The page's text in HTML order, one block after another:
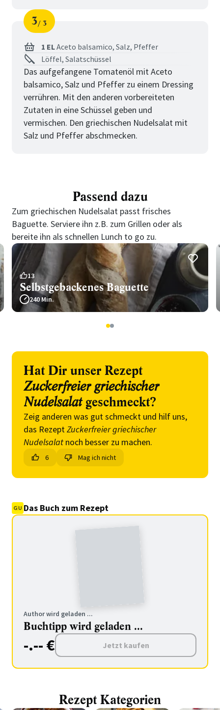
Schritt
3
von
3
1 ELAceto balsamico, Salz, Pfeffer
Löffel, Salatschüssel
Das aufgefangene Tomatenöl mit Aceto
balsamico, Salz und Pfeffer zu einem Dressing
verrühren. Mit den anderen vorbereiteten
Zutaten in eine Schüssel geben und
vermischen. Den griechischen Nudelsalat mit
Salz und Pfeffer abschmecken.
Passend dazu
Zum griechischen Nudelsalat passt frisches
Baguette. Serviere ihn z.B. zum Grillen oder als
bereite ihn als schnellen Lunch to go zu.
13
Selbstgebackenes Baguette
240 Min.
12
Hat Dir unser Rezept
Zuckerfreier griechischer
Nudelsalatgeschmeckt?
Zeig anderen was gut schmeckt und hilf uns,
das RezeptZuckerfreier griechischer
Nudelsalat noch besser zu machen.
6 Mag ich nicht
Das Buch zum Rezept
Author wird geladen ...
Buchtipp wird geladen ...
-.-- € Jetzt kaufen
Rezept Kategorien